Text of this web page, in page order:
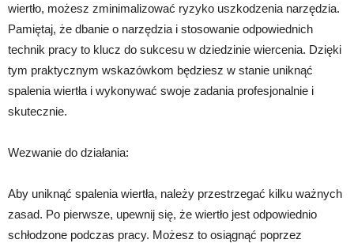
wiertło, możesz zminimalizować ryzyko uszkodzenia narzędzia.
Pamiętaj, że dbanie o narzędzia i stosowanie odpowiednich
technik pracy to klucz do sukcesu w dziedzinie wiercenia. Dzięki
tym praktycznym wskazówkom będziesz w stanie uniknąć
spalenia wiertła i wykonywać swoje zadania profesjonalnie i
skutecznie.
Wezwanie do działania:
Aby uniknąć spalenia wiertła, należy przestrzegać kilku ważnych
zasad. Po pierwsze, upewnij się, że wiertło jest odpowiednio
schłodzone podczas pracy. Możesz to osiągnąć poprzez